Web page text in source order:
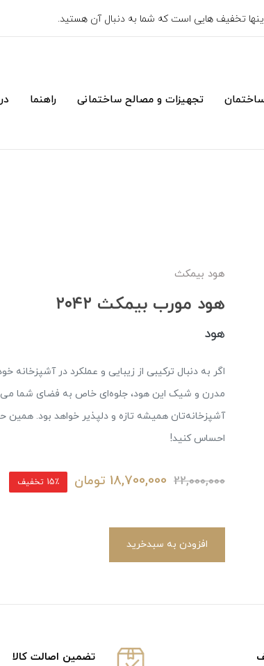
تخفیف هایی است که شما به دنبال آن هستید.
تجهیزات و مصالح ساختمانی راهنما
هود بیمکث
هود مورب بیمکث ۲۰۴۲
هود
مدرن و شیک این هود، جلوه‌ای خاص به فضای شما
آشپزخانه‌تان همیشه تازه و دلپذیر خواهد بود. همین
احساس کنید!
22,000,000
18,700,000 تومان 15٪ تخفیف
افزودن به سبدخرید
تضمین اصالت کالا